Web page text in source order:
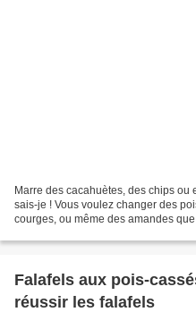
Marre des cacahuètes, des chips ou
sais-je ! Vous voulez changer des
courges, ou même des amandes
Falafels aux pois-
réussir les falafels